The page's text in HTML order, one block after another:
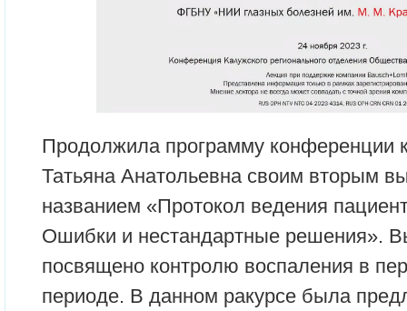
Продолжила программу конференции
Татьяна Анатольевна своим вторым
названием «Протокол ведения
Ошибки и нестандартные решения».
посвящено контролю воспаления в
периоде. В данном ракурсе была